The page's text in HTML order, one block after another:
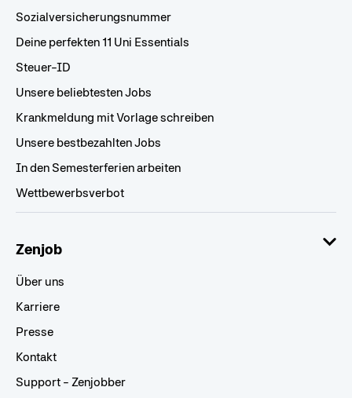
Sozialversicherungsnummer
Deine perfekten 11 Uni Essentials
Steuer-ID
Unsere beliebtesten Jobs
Krankmeldung mit Vorlage schreiben
Unsere bestbezahlten Jobs
In den Semesterferien arbeiten
Wettbewerbsverbot
Zenjob
Über uns
Karriere
Presse
Kontakt
Support - Zenjobber